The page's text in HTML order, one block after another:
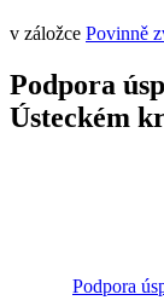
v záložce Povinně
Podpora
Ústeckém
Podpora